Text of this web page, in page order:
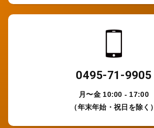
0495-71-9905
月〜金 10:00 - 17:00
（年末年始・祝日を除く）